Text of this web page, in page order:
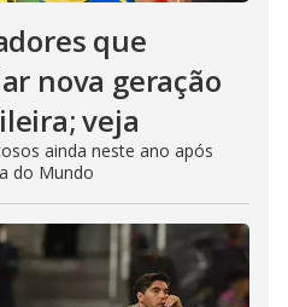
que
nova geração
veja
ainda neste ano após
do Mundo